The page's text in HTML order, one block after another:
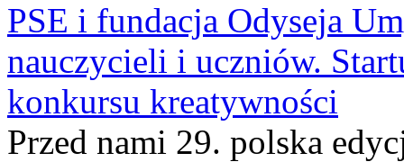
PSE i fundacja Odyseja
nauczycieli i uczniów.
konkursu kreatywności
Przed nami 29. polska